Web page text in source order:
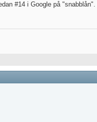
#14 i Google på